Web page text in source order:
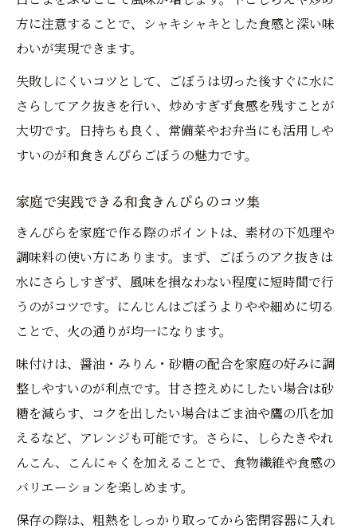
方に注意することで、シャキシャキとした食感と深い味
わいが実現できます。
失敗しにくいコツとして、ごぼうは切った後すぐに水に
さらしてアク抜きを行い、炒めすぎず食感を残すことが
大切です。日持ちも良く、常備菜やお弁当にも活用しや
すいのが和食きんぴらごぼうの魅力です。
家庭で実践できる和食きんぴらのコツ集
きんぴらを家庭で作る際のポイントは、素材の下処理や
調味料の使い方にあります。まず、ごぼうのアク抜きは
水にさらしすぎず、風味を損なわない程度に短時間で行
うのがコツです。にんじんはごぼうよりやや細めに切る
ことで、火の通りが均一になります。
味付けは、醤油・みりん・砂糖の配合を家庭の好みに調
整しやすいのが利点です。甘さ控えめにしたい場合は砂
糖を減らす、コクを出したい場合はごま油や鷹の爪を加
えるなど、アレンジも可能です。さらに、しらたきやれ
んこん、こんにゃくを加えることで、食物繊維や食感の
バリエーションを楽しめます。
保存の際は、粗熱をしっかり取ってから密閉容器に入れ